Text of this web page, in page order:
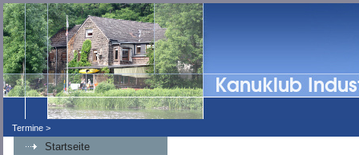
Termine >
Startseite